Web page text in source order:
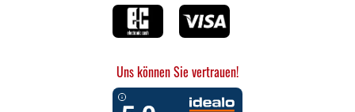
Schmutzwasser aufgenommen wird, was ein
effizientes und gründliches Arbeiten an allen textilen
Die robuste Verarbeitung sorgt für eine konstante
Saugkraft und eine lange Lebensdauer, egal ob im
täglichen gewerblichen Einsatz oder bei der
Uns können Sie vertrauen!